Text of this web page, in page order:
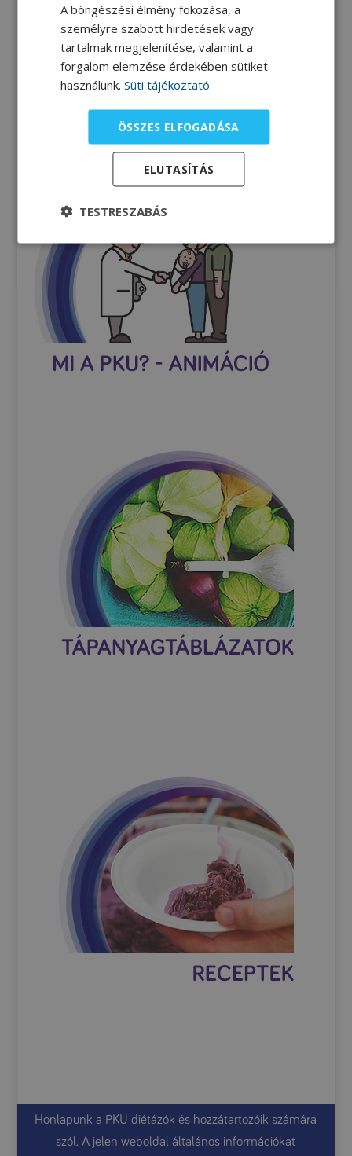
megváltozik, más menetrendben zajlik...
Honlapunk a PKU diétázók és hozzátartozóik számára
szól. A jelen weboldal általános információkat
A böngészési élmény fokozása, a
személyre szabott hirdetések vagy
tartalmak megjelenítése, valamint a
forgalom elemzése érdekében sütiket
használunk. Süti tájékoztató
ÖSSZES ELFOGADÁSA
ELUTASÍTÁS
TESTRESZABÁS